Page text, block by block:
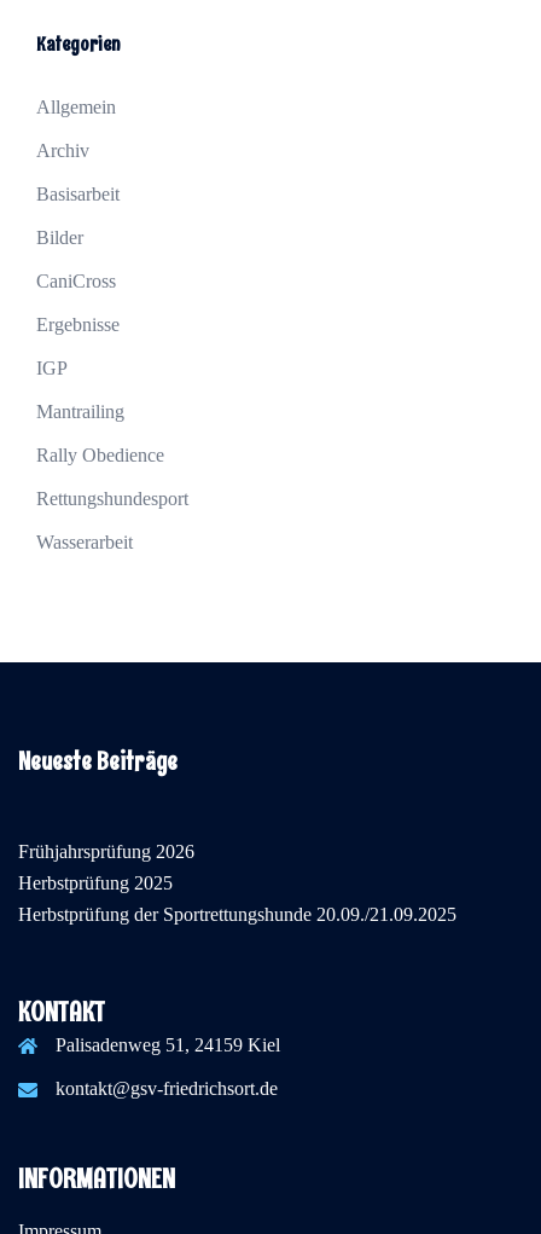
Kategorien
Allgemein
Archiv
Basisarbeit
Bilder
CaniCross
Ergebnisse
IGP
Mantrailing
Rally Obedience
Rettungshundesport
Wasserarbeit
Neueste Beiträge
Frühjahrsprüfung 2026
Herbstprüfung 2025
Herbstprüfung der Sportrettungshunde 20.09./21.09.2025
KONTAKT
Palisadenweg 51, 24159 Kiel
kontakt@gsv-friedrichsort.de
INFORMATIONEN